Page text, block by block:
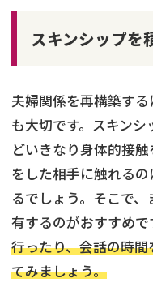
スキンシップを
夫婦関係を再構築す
も大切です。スキン
どいきなり身体的接
をした相手に触れる
るでしょう。そこで
有するのがおすすめで
行ったり、会話の時
てみましょう。